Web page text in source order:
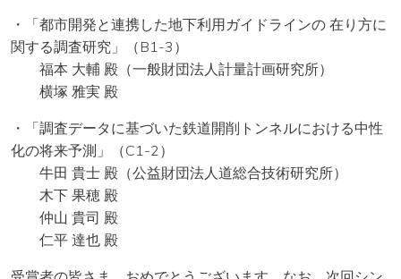
・「都市開発と連携した地下利用ガイドラインの 在り方に
関する調査研究」（B1-3）
福本 大輔 殿（一般財団法人計量計画研究所）
横塚 雅実 殿
・「調査データに基づいた鉄道開削トンネルにおける中性
化の将来予測」（C1-2）
牛田 貴士 殿（公益財団法人道総合技術研究所）
木下 果穂 殿
仲山 貴司 殿
仁平 達也 殿